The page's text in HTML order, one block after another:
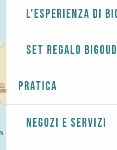
L'esperienza di
Set regalo
Pratica
Negozi e servizi